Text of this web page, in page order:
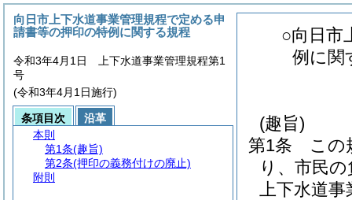
○向日市
例に関
(趣旨)
第1条
この
り、市民
上下水道事
向日市上下水道事業管理規程で定める申
請書等の押印の特例に関する規程
令和3年4月1日 上下水道事業管理規程第1
号
(令和3年4月1日施行)
条項目次
沿革
本則
第1条(趣旨)
第2条(押印の義務付けの廃止)
附則